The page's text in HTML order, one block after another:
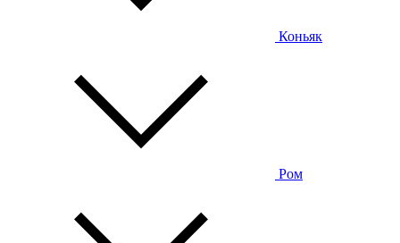
Коньяк
Ром